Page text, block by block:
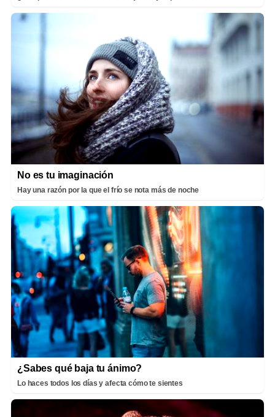
No es tu imaginación
Hay una razón por la que el frío se nota más de noche
¿Sabes qué baja tu ánimo?
Lo haces todos los días y afecta cómo te sientes